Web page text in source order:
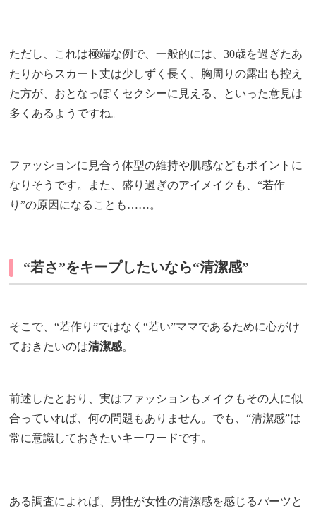
ただし、これは極端な例で、一般的には、30歳を過ぎたあ
たりからスカート丈は少しずく長く、胸周りの露出も控え
た方が、おとなっぽくセクシーに見える、といった意見は
多くあるようですね。
ファッションに見合う体型の維持や肌感などもポイントに
なりそうです。また、盛り過ぎのアイメイクも、“若作
り”の原因になることも……。
“若さ”をキープしたいなら“清潔感”
そこで、“若作り”ではなく“若い”ママであるために心がけ
ておきたいのは清潔感。
前述したとおり、実はファッションもメイクもその人に似
合っていれば、何の問題もありません。でも、“清潔感”は
常に意識しておきたいキーワードです。
ある調査によれば、男性が女性の清潔感を感じるパーツと